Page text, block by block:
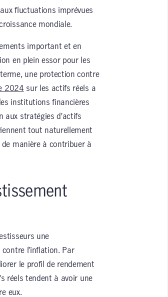
fluctuations imprévues
mondiale.
important et en
en plein essor pour les
une protection contre
2024 sur les actifs réels a
institutions financières
aux stratégies d’actifs
tout naturellement
manière à contribuer à
une
l’inflation. Par
le profil de rendement
réels tendent à avoir une
eux.